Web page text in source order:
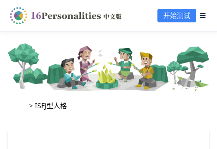
开始测试
> ISFJ型人格